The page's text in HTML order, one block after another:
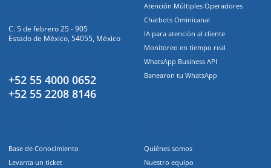
C. 5 de febrero 25 - 905
Estado de México, 54055, México
+52 55 4000 0652
+52 55 2208 8146
Atención Múltiples Operadores
Chatbots Ominicanal
IA para atención al cliente
Monitoreo en tiempo real
WhatsApp Business API
Banearon tu WhatsApp
Base de Conocimiento
Levanta un ticket
Quiénes somos
Nuestro equipo